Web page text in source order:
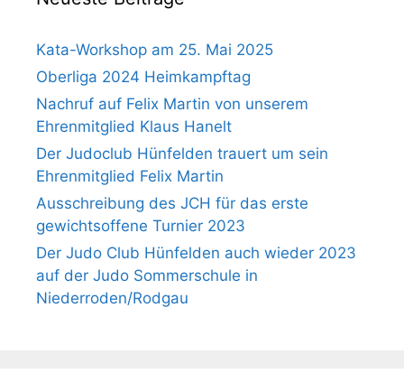
Kata-Workshop am 25. Mai 2025
Oberliga 2024 Heimkampftag
Nachruf auf Felix Martin von unserem
Ehrenmitglied Klaus Hanelt
Der Judoclub Hünfelden trauert um sein
Ehrenmitglied Felix Martin
Ausschreibung des JCH für das erste
gewichtsoffene Turnier 2023
Der Judo Club Hünfelden auch wieder 2023
auf der Judo Sommerschule in
Niederroden/Rodgau